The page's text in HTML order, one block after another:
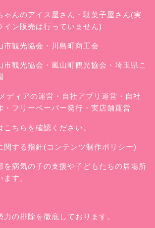
ゃんのアイス屋さん ・駄菓子屋さん(実
イン販売は行っていません)
市観光協会・川島町商工会
市観光協会・嵐山町観光協会・埼玉県こ
ディアの運営・自社アプリ運営・自社
・フリーペーパー発行・実店舗運営
ちらを確認ください。
関する指針(コンテンツ制作ポリシー)
を病気の子の支援や子どもたちの居場所
す。
力の排除を徹底しております。